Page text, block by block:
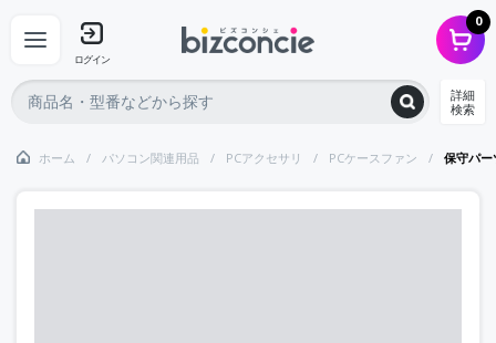
ログイン
0
詳細
検索
ホーム パソコン関連用品 PCアクセサリ PCケースファン 保守パ